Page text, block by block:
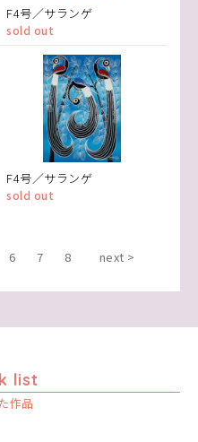
F4号／サランゲ
sold out
F4号／サランゲ
sold out
6 7 8 next >
list
作品